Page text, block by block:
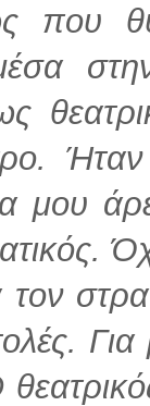
που
Ήταν
μου
τον